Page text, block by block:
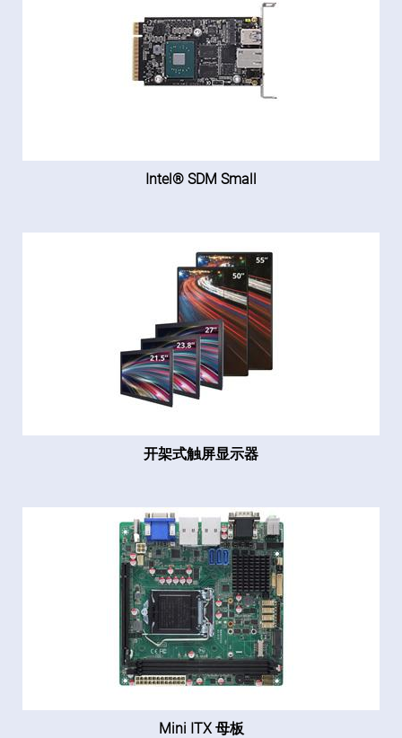
Intel® SDM Small
开架式触屏显示器
Mini ITX 母板